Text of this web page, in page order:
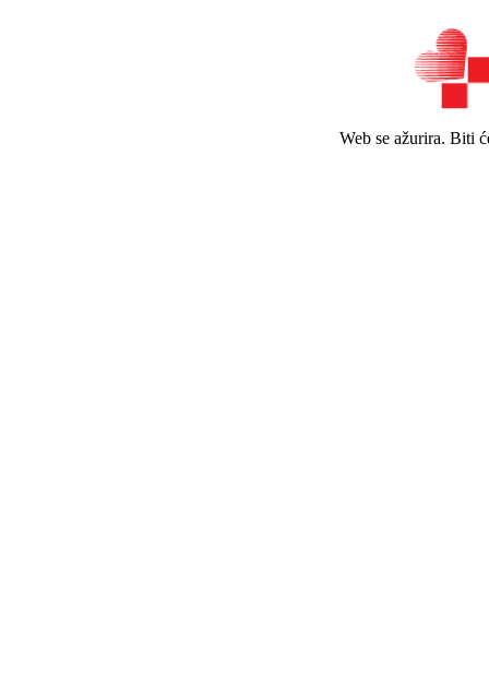
Web se ažurira. Biti